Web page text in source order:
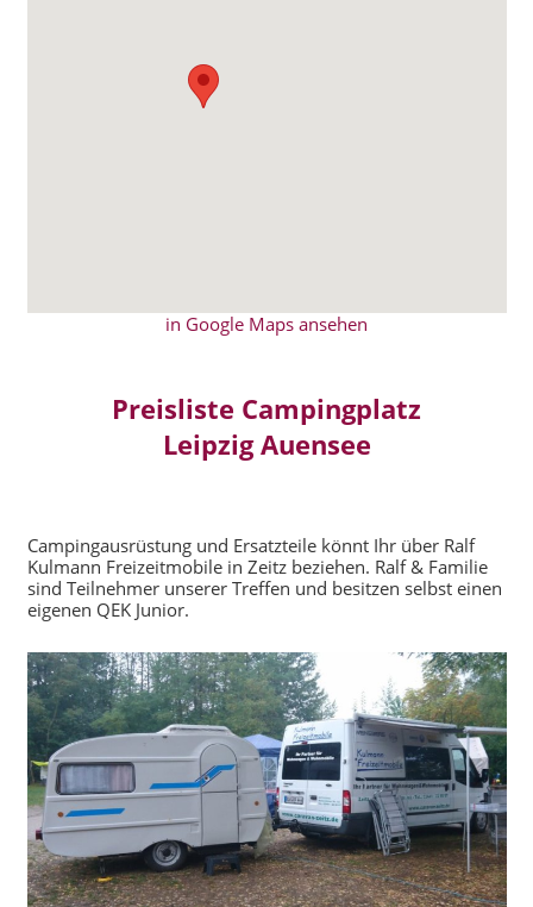
in Google Maps ansehen
Preisliste Campingplatz
Leipzig Auensee
Campingausrüstung und Ersatzteile könnt Ihr über Ralf
Kulmann Freizeitmobile in Zeitz beziehen. Ralf & Familie
sind Teilnehmer unserer Treffen und besitzen selbst einen
eigenen QEK Junior.